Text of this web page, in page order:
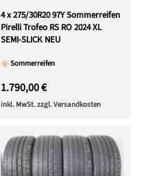
4 x 275/30R20 97Y Sommerreifen
Pirelli Trofeo RS RO 2024 XL
SEMI-SLICK NEU
Sommerreifen
1.790,00 €
inkl. MwSt. zzgl. Versandkosten